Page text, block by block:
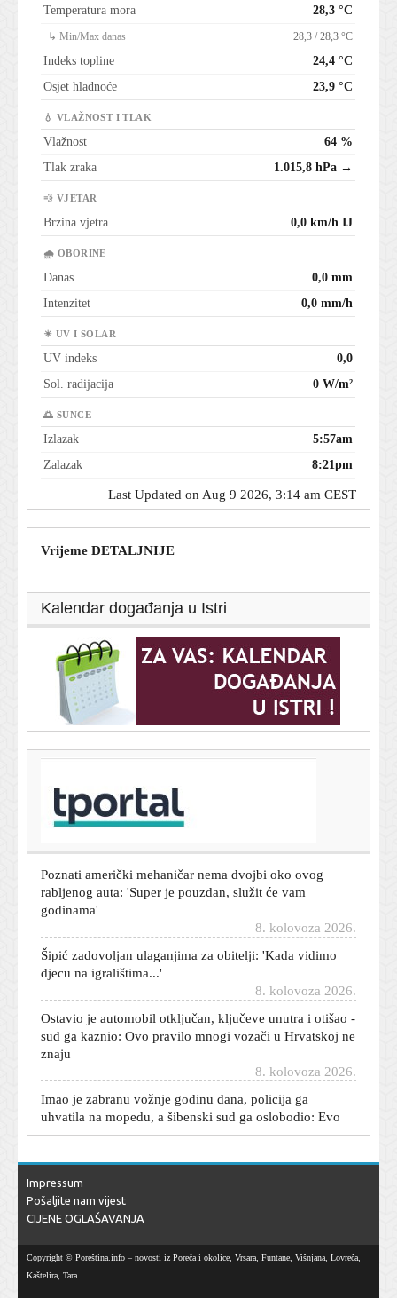
Temperatura mora 28,3 °C
↳ Min/Max danas 28,3 / 28,3 °C
Indeks topline
24,4 °C
Osjet hladnoće
23,9 °C
💧 VLAŽNOST I TLAK
Vlažnost
64 %
Tlak zraka
1.015,8 hPa →
💨 VJETAR
Brzina vjetra 0,0 km/h IJ
🌧 OBORINE
Danas
0,0 mm
Intenzitet
0,0 mm/h
☀ UV I SOLAR
UV indeks
0,0
Sol. radijacija
0 W/m²
🌅 SUNCE
Izlazak
5:57am
Zalazak
8:21pm
Last Updated on Aug 9 2026, 3:14 am CEST
Vrijeme DETALJNIJE
Kalendar događanja u Istri
Poznati mehaničar oduševljen ovim rabljenim autom:
'Može trajati gotovo beskonačno'
rabljenog auta: 'Super je pouzdan, služit će vam
godinama'
Šipić zadovoljan ulaganjima za obitelji: 'Kada vidimo
djecu na igralištima...'
Ostavio je automobil otključan, ključeve unutra i otišao -
sud ga kaznio: Ovo pravilo mnogi vozači u Hrvatskoj ne
znaju
Imao je zabranu vožnje godinu dana, policija ga
uhvatila na mopedu, a šibenski sud ga oslobodio: Evo
zašto
8. kolovoza 2026.
Dnevni horoskop za 9. kolovoza 2026. - što vam
zvijezde danas donose
utakmicu
8. kolovoza 2026.
Impressum
Pošaljite nam vijest
CIJENE OGLAŠAVANJA
Copyright © Poreština.info – novosti iz Poreča i okolice, Vrsara, Funtane, Višnjana, Lovreča,
Kaštelira, Tara.